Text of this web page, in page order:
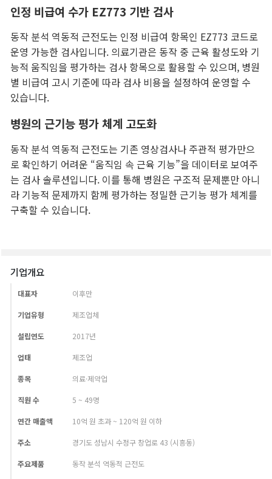
기업개요
대표자 이후만
기업유형 제조업체
설립연도 2017년
업태 제조업
종목 의료·제약업
직원 수 5 ~ 49명
연간 매출액 10억 원 초과 ~ 120억 원 이하
주소 경기도 성남시 수정구 창업로 43 (시흥동)
주요제품 동작 분석 역동적 근전도